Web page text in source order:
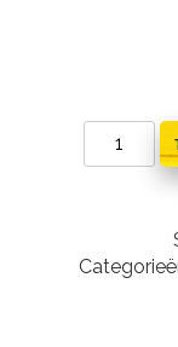
Gouden
aantal